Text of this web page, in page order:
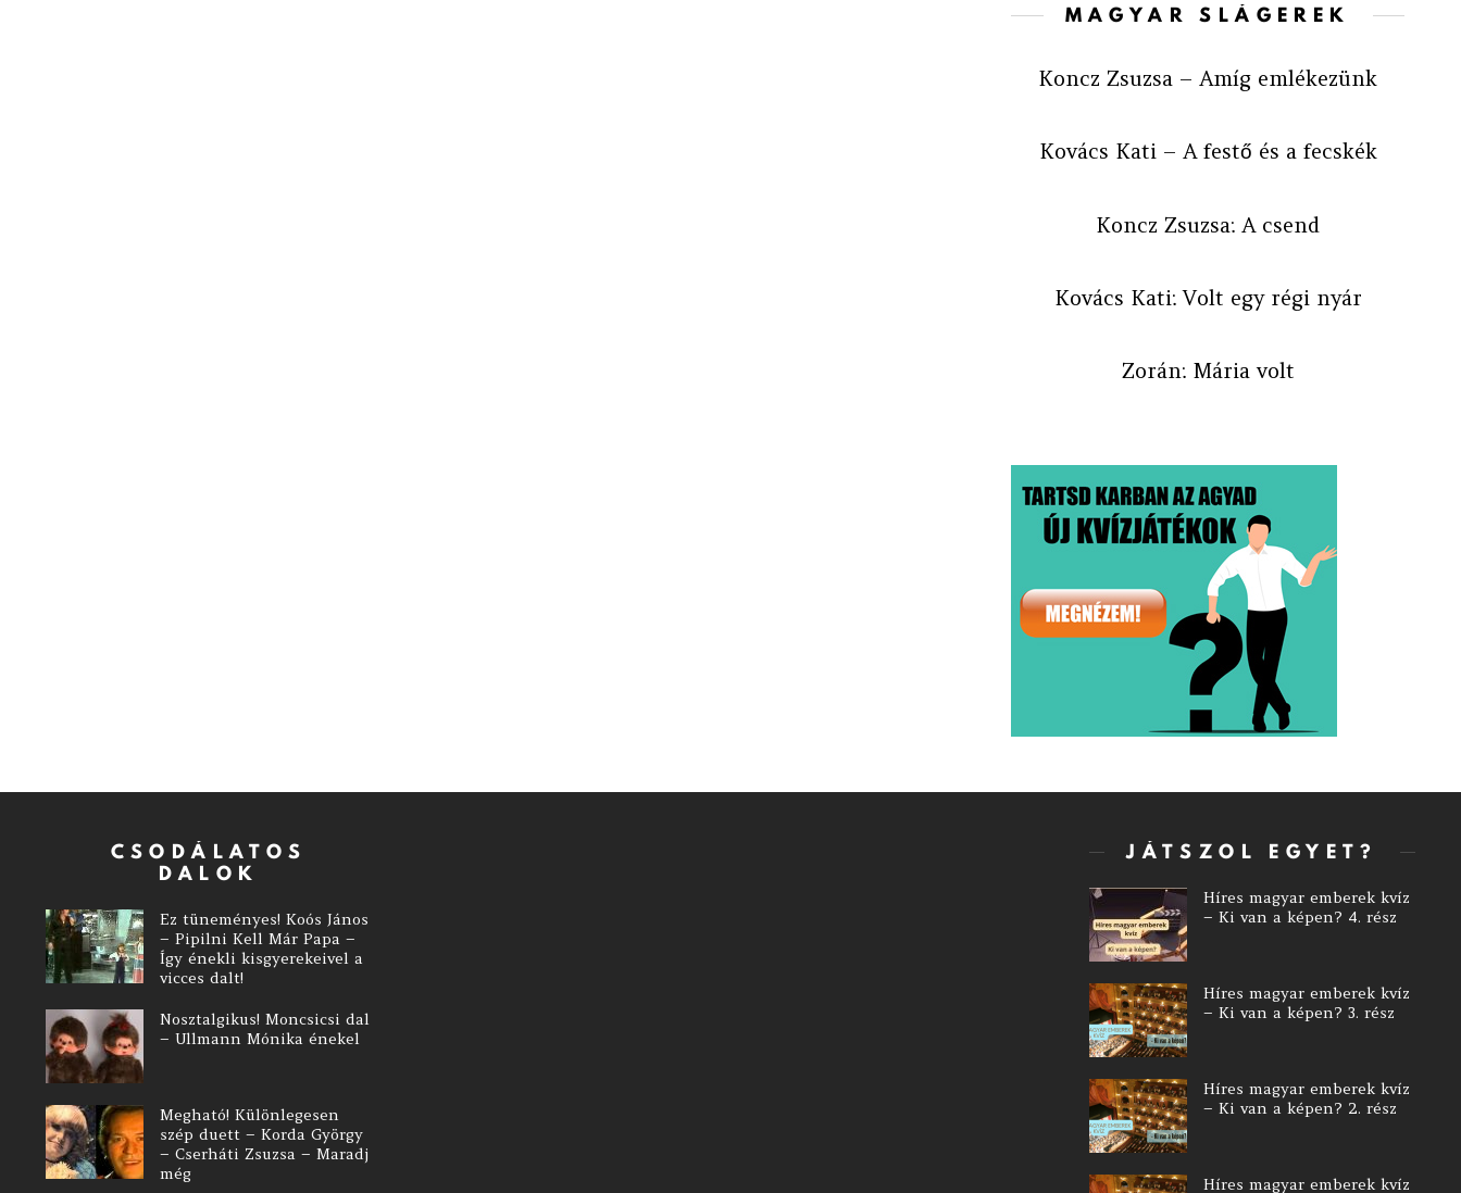
MAGYAR SLÁGEREK
Koncz Zsuzsa – Amíg emlékezünk
Kovács Kati – A festő és a fecskék
Koncz Zsuzsa: A csend
Kovács Kati: Volt egy régi nyár
Zorán: Mária volt
CSODÁLATOS
DALOK
Ez tüneményes! Koós János
– Pipilni Kell Már Papa –
Így énekli kisgyerekeivel a
vicces dalt!
Nosztalgikus! Moncsicsi dal
– Ullmann Mónika énekel
Megható! Különlegesen
szép duett – Korda György
– Cserháti Zsuzsa – Maradj
még
JÁTSZOL EGYET?
Híres magyar emberek kvíz
– Ki van a képen? 4. rész
Híres magyar emberek kvíz
– Ki van a képen? 3. rész
Híres magyar emberek kvíz
– Ki van a képen? 2. rész
Híres magyar emberek kvíz